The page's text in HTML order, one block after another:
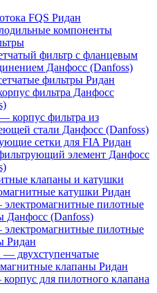
FQS Ридан
компоненты
фильтр с фланцевым
Данфосс (Danfoss)
фильтры Ридан
фильтра Данфосс
корпус фильтра из
стали Данфосс (Danfoss)
сетки для FIA Ридан
элемент Данфосс
клапаны и катушки
катушки Ридан
пилотные
Данфосс (Danfoss)
пилотные
Ридан
двухступенчатые
клапаны Ридан
для пилотного клапана